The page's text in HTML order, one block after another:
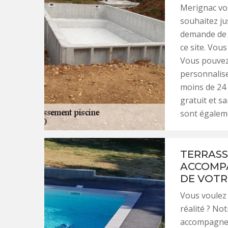
Merignac
souhaitez
demande
ce site.
Vous
moins de
gratuit et
sont
DE
Vous
réalité ?